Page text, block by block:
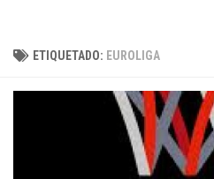
ETIQUETADO: EUROLIGA